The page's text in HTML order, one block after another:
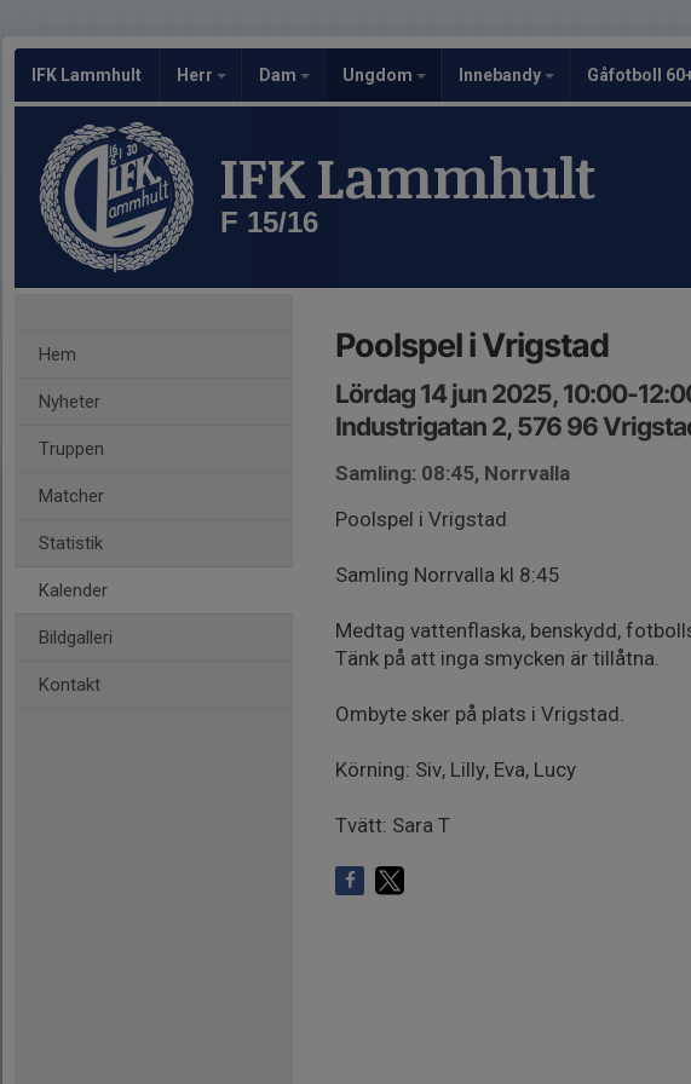
IFK Lammhult Herr Dam Ungdom Innebandy Gåfotboll
IFK Lammhult
F 15/16
Hem
Nyheter
Truppen
Matcher
Statistik
Kalender
Bildgalleri
Kontakt
Poolspel i Vrigstad
Lördag 14 jun 2025, 10:00-
Industrigatan 2, 576 96
Samling: 08:45, Norrvalla
Poolspel i Vrigstad
Samling Norrvalla kl 8:45
Medtag vattenflaska, benskydd,
Tänk på att inga smycken är tillåtna.
Ombyte sker på plats i Vrigstad.
Körning: Siv, Lilly, Eva, Lucy
Tvätt: Sara T